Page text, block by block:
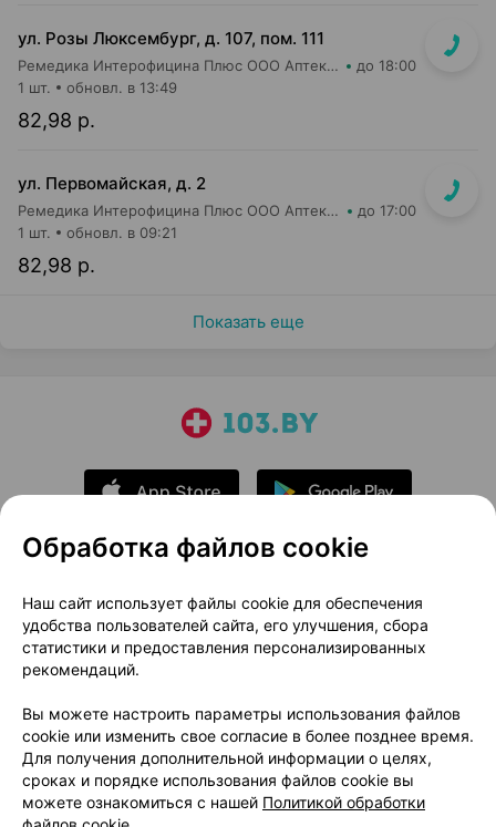
ул. Розы Люксембург, д. 107, пом. 111
Ремедика Интерофицина Плюс ООО Аптека №23 до 18:00
82,98 р.
1 шт. обновл. в 13:49
ул. Первомайская, д. 2
Ремедика Интерофицина Плюс ООО Аптека №2 до 17:00
82,98 р.
1 шт. обновл. в 09:21
Показать еще
О проекте
Новости проекта
Размещение рекламы
Медицинский маркетинг
Публичный договор
Доставка
Способы оплаты
Вакансии
Партнеры
Написать руководителю 103.by
Написать в поддержку
Персональные настройки Cookie
Обработка файлов cookie
Наш сайт использует файлы cookie для обеспечения
удобства пользователей сайта, его улучшения, сбора
статистики и предоставления персонализированных
рекомендаций.
Вы можете настроить параметры использования файлов
cookie или изменить свое согласие в более позднее время.
Для получения дополнительной информации о целях,
сроках и порядке использования файлов cookie вы
можете ознакомиться с нашей Политикой обработки